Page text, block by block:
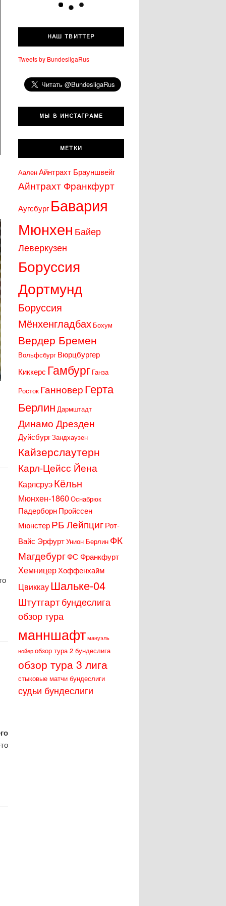
НАШ ТВИТТЕР
Tweets by BundesligaRus
МЫ В ИНСТАГРАМЕ
МЕТКИ
АаленАйнтрахт Брауншвейг
Айнтрахт Франкфурт
Аугсбург Бавария
Мюнхен Байер
Леверкузен
Боруссия
Дортмунд
Боруссия
Мёнхенгладбах Бохум
Вердер Бремен
Вольфсбург Вюрцбургер
Киккерс Гамбург Ганза
Росток ГанноверГерта
Берлин Дармштадт
Динамо Дрезден
ДуйсбургЗандхаузен
Кайзерслаутерн
Карл-Цейсс Йена
КарлсруэКёльн
Мюнхен-1860Оснабрюк
ПадерборнПройссен
МюнстерРБ ЛейпцигРот-
Вайс ЭрфуртУнион Берлин ФК
МагдебургФС Франкфурт
ХемницерХоффенхайм
ЦвиккауШальке-04
Штутгартбундеслига
обзор тура
манншафт мануэль
нойер обзор тура 2 бундеслига
обзор тура 3 лига
стыковые матчи бундеслиги
судьи бундеслиги